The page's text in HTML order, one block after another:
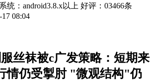
系统：android3.8.x以上 好评：03466条
08:04
丝袜被c广发策略：短期来
情仍受掣肘 "微观结构"仍